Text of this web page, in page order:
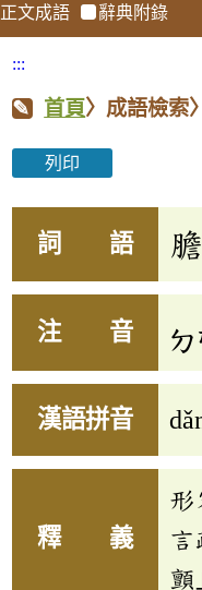
正文成語 辭典附錄
:::
首頁〉成語檢索
列印
詞 語
注 音 ㄉ
漢語拼音
釋 義
形